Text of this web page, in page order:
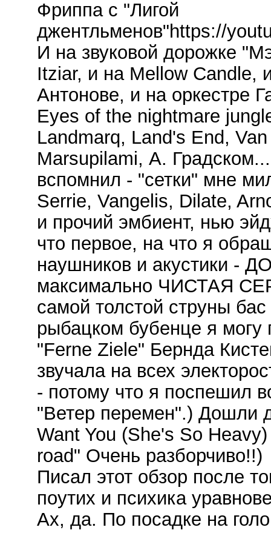
Фриппа с "Лигой
джентльменов"https://
И на звуковой дорожке
Itziar, и на Mellow
Антонове, и на оркестре
Eyes of the nightmare
Landmarq, Land's End,
Marsupilami, А.
вспомнил - "сетки" мне
Serrie, Vangelis, Dilate,
и прочий эмбиент, нью
что первое, на что я
наушников и акустики
максимально ЧИСТАЯ
самой толстой струны
рыбацком бубенце я могу
"Ferne Ziele" Бернда
звучала на всех
- потому что я поспешил
"Ветер перемен".) Дошли
Want You (She's So
road" Очень разборчиво!!)
Писал этот обзор после
поутих и психика
Ах, да. По посадке на